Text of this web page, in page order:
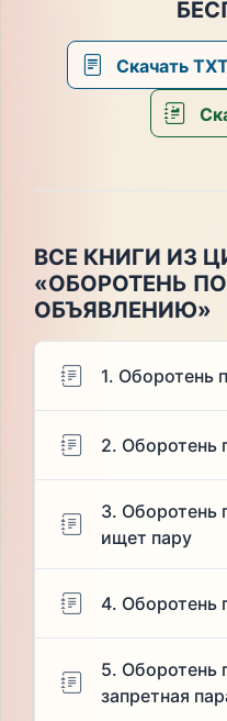
Скачать
ВСЕ КНИГИ ИЗ
«ОБОРОТЕНЬ ПО
ОБЪЯВЛЕНИЮ»
1. Оборотень
2. Оборотень
3. Оборотень
ищет пару
4. Оборотень
5. Оборотень
запретная